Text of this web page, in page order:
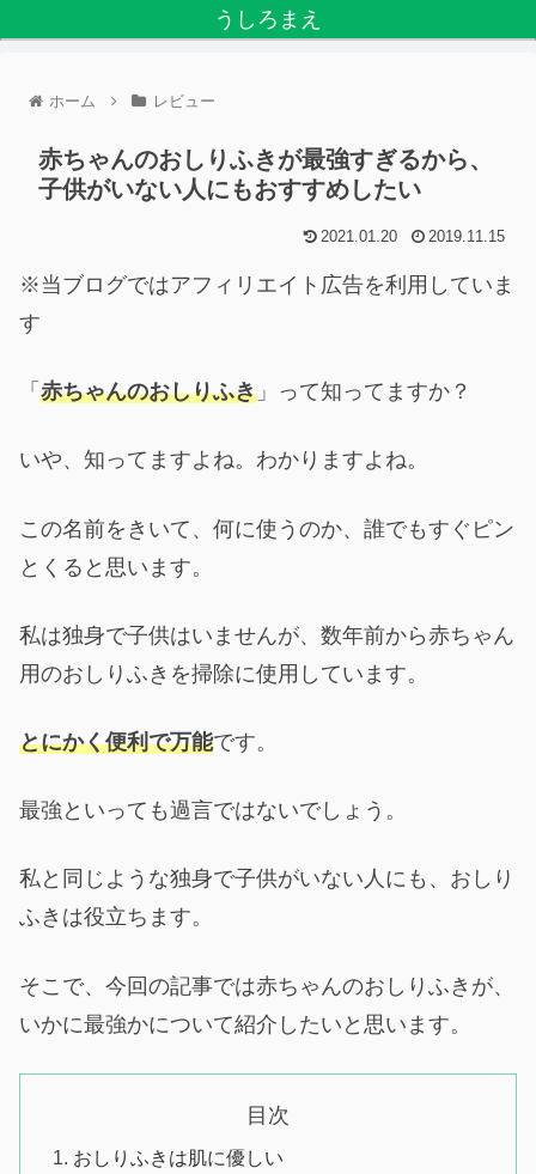
うしろまえ
ホーム レビュー
赤ちゃんのおしりふきが最強すぎるから、
子供がいない人にもおすすめしたい
2021.01.20 2019.11.15
※当ブログではアフィリエイト広告を利用していま
す
「 赤ちゃんのおしりふき 」って知ってますか？
いや、知ってますよね。わかりますよね。
この名前をきいて、何に使うのか、誰でもすぐピン
とくると思います。
私は独身で子供はいませんが、数年前から赤ちゃん
用のおしりふきを掃除に使用しています。
とにかく便利で万能です。
最強といっても過言ではないでしょう。
私と同じような独身で子供がいない人にも、おしり
ふきは役立ちます。
そこで、今回の記事では赤ちゃんのおしりふきが、
いかに最強かについて紹介したいと思います。
目次
おしりふきは肌に優しい